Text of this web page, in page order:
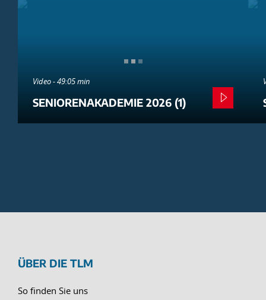
Video - 49:05 min
SENIORENAKADEMIE 2026 (1)
ÜBER DIE TLM
So finden Sie uns